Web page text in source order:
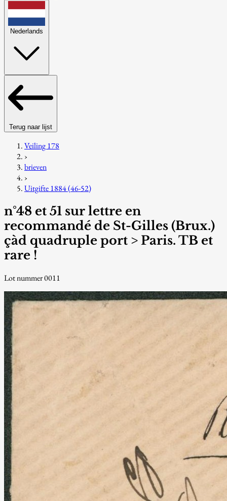
Nederlands
Terug naar lijst
Veiling 178
›
brieven
›
Uitgifte 1884 (46-52)
n°48 et 51 sur lettre en
recommandé de St-Gilles (Brux.)
çàd quadruple port > Paris. TB et
rare !
Lot nummer 0011